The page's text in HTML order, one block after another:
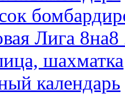
Лига
шахматка
календарь